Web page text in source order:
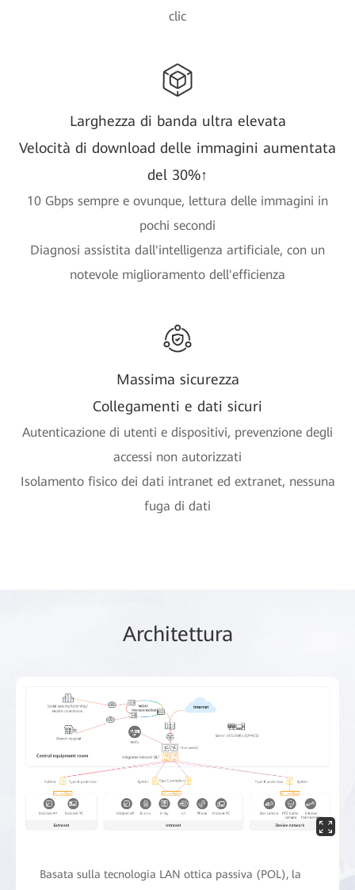
clic
Larghezza di banda ultra elevata
Velocità di download delle immagini aumentata
del 30%↑
10 Gbps sempre e ovunque, lettura delle immagini in
pochi secondi
Diagnosi assistita dall'intelligenza artificiale, con un
notevole miglioramento dell'efficienza
Massima sicurezza
Collegamenti e dati sicuri
Autenticazione di utenti e dispositivi, prevenzione degli
accessi non autorizzati
Isolamento fisico dei dati intranet ed extranet, nessuna
fuga di dati
Architettura
Basata sulla tecnologia LAN ottica passiva (POL), la